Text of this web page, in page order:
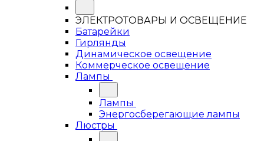
ЭЛЕКТРОТОВАРЫ И ОСВЕЩЕНИЕ
Батарейки
Гирлянды
Динамическое освещение
Коммерческое освещение
Лампы
Лампы
Энергосберегающие лампы
Люстры